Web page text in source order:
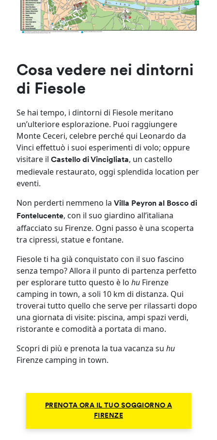
Cosa vedere nei dintorni
di Fiesole
Se hai tempo, i dintorni di Fiesole meritano
un’ulteriore esplorazione. Puoi raggiungere
Monte Ceceri, celebre perché qui Leonardo da
Vinci effettuò i suoi esperimenti di volo; oppure
visitare ilCastello di Vincigliata, un castello
medievale restaurato, oggi splendida location per
eventi.
Non perderti nemmeno laVilla Peyron al Bosco di
Fontelucente, con il suo giardino all’italiana
affacciato su Firenze. Ogni passo è una scoperta
tra cipressi, statue e fontane.
Fiesole ti ha già conquistato con il suo fascino
senza tempo? Allora il punto di partenza perfetto
per esplorare tutto questo è lohu Firenze
camping in town, a soli 10 km di distanza. Qui
troverai tutto quello che serve per rilassarti dopo
una giornata di visite: piscina, ampi spazi verdi,
ristorante e comodità a portata di mano.
Scopri di più e prenota la tua vacanza suhu
Firenze camping in town.
PRENOTA ORA IL TUO SOGGIORNO A
FIRENZE